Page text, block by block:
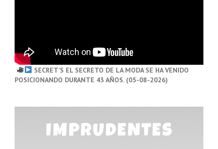
SECRET’S EL SECRETO DE LA MODA SE HA VENIDO
POSICIONANDO DURANTE 43 AÑOS. (05-08-2026)